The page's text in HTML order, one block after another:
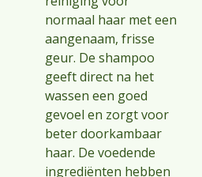
normaal haar met een
aangenaam, frisse
geur. De shampoo
geeft direct na het
wassen een goed
gevoel en zorgt voor
beter doorkambaar
haar. De voedende
ingrediënten hebben